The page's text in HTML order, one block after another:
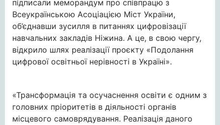
підписали меморандум про співпрацю з
Всеукраїнською Асоціацією Міст України,
об’єднавши зусилля в питаннях цифровізації
навчальних закладів Ніжина. А це, в свою чергу,
відкрило шлях реалізації проєкту «Подолання
цифрової освітньої нерівності в Україні».
«Трансформація та осучаснення освіти є одним з
головних пріоритетів в діяльності органів
місцевого самоврядування. Реалізація даного